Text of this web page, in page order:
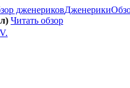
дженериковДженерики
Читать обзор